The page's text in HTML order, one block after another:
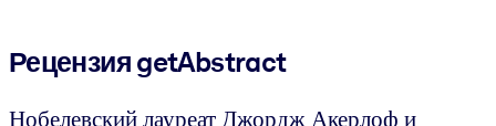
Рецензия getAbstract
Нобелевский лауреат Джордж Акерлоф и